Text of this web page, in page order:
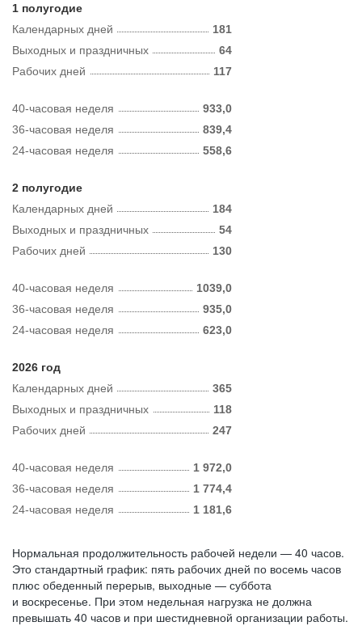
1 полугодие
Календарных дней
181
Рабочих дней 117
Выходных и праздничных 64
40-часовая неделя
933,0
36-часовая неделя
839,4
24-часовая неделя
558,6
2 полугодие
Календарных дней
184
Рабочих дней 130
Выходных и праздничных 54
40-часовая неделя
1039,0
36-часовая неделя
935,0
24-часовая неделя
623,0
2026 год
Календарных дней
365
Рабочих дней 247
Выходных и праздничных 118
40-часовая неделя
1 972,0
36-часовая неделя
1 774,4
24-часовая неделя
1 181,6
Нормальная продолжительность рабочей недели — 40 часов.
Это стандартный график: пять рабочих дней по восемь часов
плюс обеденный перерыв, выходные — суббота
и воскресенье. При этом недельная нагрузка не должна
превышать 40 часов и при шестидневной организации работы.